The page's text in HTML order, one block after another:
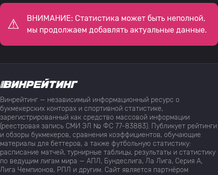
ВНИМАНИЕ: Статистика может быть неполной,
мы продолжаем добавлять актуальные данные.
Винрейтинг — независимый информационный ресурс о
букмекерских конторах и спортивной статистике,
зарегистрированный как средство массовой информации
(реестровая запись СМИ ЭЛ № ФС 77-83883). Публикует рейтинги
и обзоры букмекеров, сравнения коэффициентов, обучающие
материалы для беттеров, а также футбольную статистику:
расписание матчей, турнирные таблицы, результаты и статистику
по ведущим лигам мира — АПЛ, Бундеслига, Ла Лига, Серия А,
Лига Чемпионов, РПЛ и другим. Сайт является партнёром